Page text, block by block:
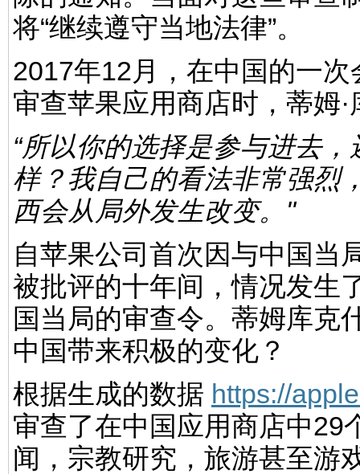
将“继续遵守当地法律”。
2017年12月，在中国的一
审查苹果应用商店时，蒂姆
“所以你的选择是参与进去
样？我自己的看法非常强烈
西会从局外发生改变。"
自苹果公司首次因与中国当
被批评的十年间，情况发生
国当局的审查令。蒂姆库克
中国带来积极的变化？
根据生成的数据 https://
审查了在中国应用商店中29
闻，宗教研究，旅游甚至游